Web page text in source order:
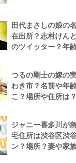
田代まさしの娘の
在出所？志村けん
のツイッター？年
つるの剛士の嫁の
わき市？名前や年
こ？場所や住所は？
ジャニー喜多川が
宅住所は渋谷区渋
ン？場所？妻や家